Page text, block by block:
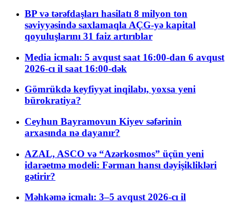
BP və tərəfdaşları hasilatı 8 milyon ton
səviyyəsində saxlamaqla AÇG-yə kapital
qoyuluşlarını 31 faiz artırıblar
Media icmalı: 5 avqust saat 16:00-dan 6 avqust
2026-cı il saat 16:00-dək
Gömrükdə keyfiyyət inqilabı, yoxsa yeni
bürokratiya?
Ceyhun Bayramovun Kiyev səfərinin
arxasında nə dayanır?
AZAL, ASCO və “Azərkosmos” üçün yeni
idarəetmə modeli: Fərman hansı dəyişiklikləri
gətirir?
Məhkəmə icmalı: 3–5 avqust 2026-cı il